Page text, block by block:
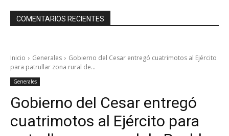
COMENTARIOS RECIENTES